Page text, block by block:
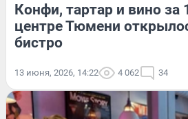
Конфи, тартар и вино за
центре Тюмени
бистро
13 июня, 2026, 14:22 4 062 34